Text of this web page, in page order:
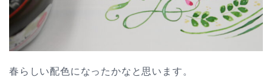
春らしい配色になったかなと思います。